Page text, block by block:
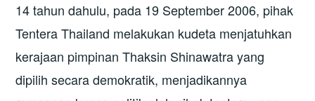
14 tahun dahulu, pada 19 September 2006, pihak
Tentera Thailand melakukan kudeta menjatuhkan
kerajaan pimpinan Thaksin Shinawatra yang
dipilih secara demokratik, menjadikannya